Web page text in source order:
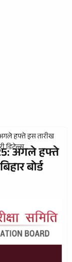
हफ्ते इस तारीख
डिटेल्सअगले हफ्ते
बोर्ड